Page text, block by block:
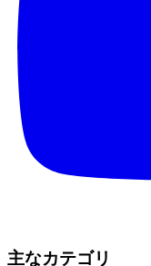
主なカテゴリ